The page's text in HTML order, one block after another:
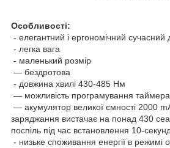
Особливості:
- елегантний і ергономічний сучасний
- легка вага
- маленький розмір
— бездротова
- довжина хвилі 430-485 Нм
— можливість програмування
— акумулятор великої ємності 2000
заряджання вистачає на понад 430
поспіль під час встановлення 10-
- низьке споживання енергії в режимі